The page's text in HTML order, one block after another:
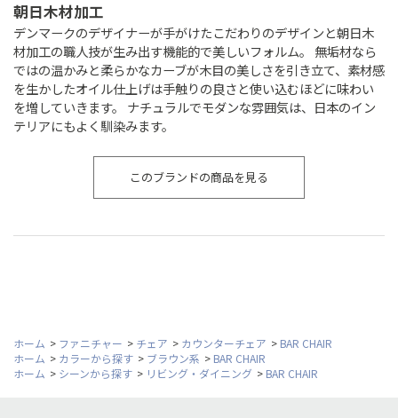
朝日木材加工
デンマークのデザイナーが手がけたこだわりのデザインと朝日木
材加工の職人技が生み出す機能的で美しいフォルム。 無垢材なら
ではの温かみと柔らかなカーブが木目の美しさを引き立て、素材感
を生かしたオイル仕上げは手触りの良さと使い込むほどに味わい
を増していきます。 ナチュラルでモダンな雰囲気は、日本のイン
テリアにもよく馴染みます。
このブランドの商品を見る
ホーム > ファニチャー > チェア > カウンターチェア > BAR CHAIR
ホーム > カラーから探す > ブラウン系 > BAR CHAIR
ホーム > シーンから探す > リビング・ダイニング > BAR CHAIR